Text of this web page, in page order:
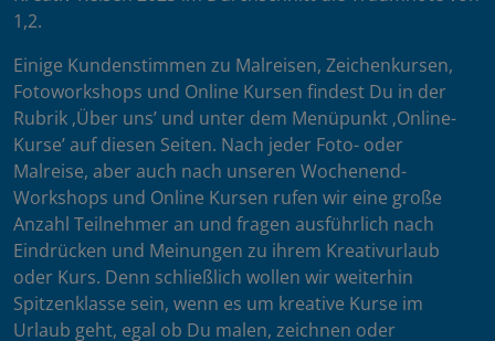
1,2.
Einige Kundenstimmen zu Malreisen, Zeichenkursen,
Fotoworkshops und Online Kursen findest Du in der
Rubrik ‚Über uns’ und unter dem Menüpunkt ‚Online-
Kurse’ auf diesen Seiten. Nach jeder Foto- oder
Malreise, aber auch nach unseren Wochenend-
Workshops und Online Kursen rufen wir eine große
Anzahl Teilnehmer an und fragen ausführlich nach
Eindrücken und Meinungen zu ihrem Kreativurlaub
oder Kurs. Denn schließlich wollen wir weiterhin
Spitzenklasse sein, wenn es um kreative Kurse im
Urlaub geht, egal ob Du malen, zeichnen oder